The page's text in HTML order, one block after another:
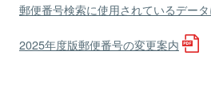
郵便番号検索に使用されているデー
2025年度版郵便番号の変更案内